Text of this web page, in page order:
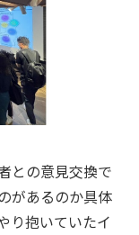
との意見交換で
があるのか具体
り抱いていたイ